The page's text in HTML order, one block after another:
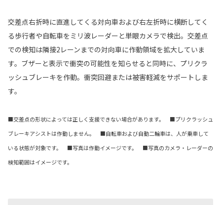
交差点右折時に直進してくる対向車および右左折時に横断してく
る歩行者や自転車をミリ波レーダーと単眼カメラで検出。交差点
での検知は隣接2レーンまでの対向車に作動領域を拡大していま
す。ブザーと表示で衝突の可能性を知らせると同時に、プリクラ
ッシュブレーキを作動。衝突回避または被害軽減をサポートしま
す。
■交差点の形状によっては正しく支援できない場合があります。 ■プリクラッシュ
ブレーキアシストは作動しません。 ■自転車および自動二輪車は、人が乗車して
いる状態が対象です。 ■写真は作動イメージです。 ■写真のカメラ・レーダーの
検知範囲はイメージです。